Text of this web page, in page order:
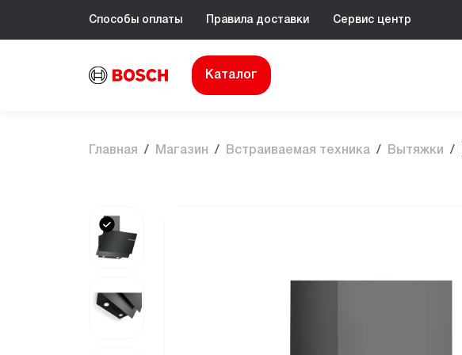
Способы оплаты Правила доставки Сервис центр
Каталог
Главная Магазин Встраиваемая техника Вытяжки